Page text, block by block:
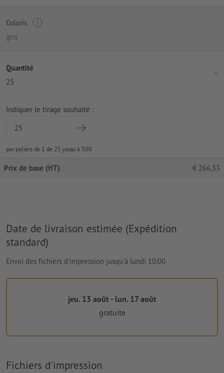
Coloris
gris
Quantité
25
Indiquer le tirage souhaité :
par paliers de 1 de 25 jusqu'à 500
Prix de base (HT) € 266,33
Date de livraison estimée (Expédition
standard)
Envoi des fichiers d'impression jusqu'à lundi 10:00
jeu. 13 août - lun. 17 août
gratuite
Fichiers d'impression